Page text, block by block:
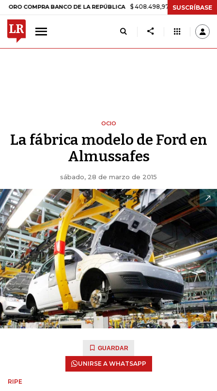
BANCO DE LA REPÚBLICA $ 408.498,97 +$ 8.753,81 +2,19%
SUSCRÍBASE
OCIO
La fábrica modelo de Ford en
Almussafes
sábado, 28 de marzo de 2015
GUARDAR
UNIRSE A WHATSAPP
RIPE